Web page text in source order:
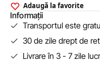
Adaugă la favorite
Informații
Transportul este
30 de zile drept de
Livrare în 3 - 7 zile